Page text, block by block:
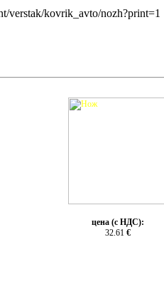
verstak/kovrik_avto/nozh?print=1
цена (с НДС):
32.61 €